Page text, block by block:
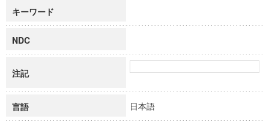
キーワード
NDC
注記
言語 日本語